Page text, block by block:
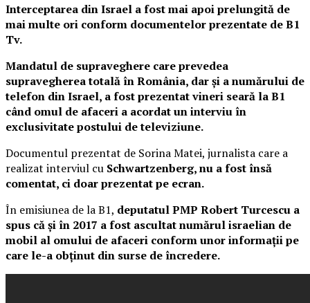
Interceptarea din Israel a fost mai apoi prelungită de
mai multe ori conform documentelor prezentate de B1
Tv.
Mandatul de supraveghere care prevedea
supravegherea totală în România, dar și a numărului de
telefon din Israel, a fost prezentat vineri seară la B1
când omul de afaceri a acordat un interviu în
exclusivitate postului de televiziune.
Documentul prezentat de Sorina Matei, jurnalista care a
realizat interviul cu Schwartzenberg, nu a fost însă
comentat, ci doar prezentat pe ecran.
În emisiunea de la B1, deputatul PMP Robert Turcescu a
spus că și în 2017 a fost ascultat numărul israelian de
mobil al omului de afaceri conform unor informații pe
care le-a obținut din surse de încredere.